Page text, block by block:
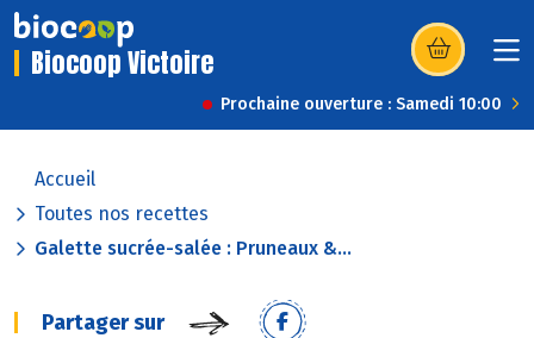
Biocoop Victoire (s’ouvre dans
Prochaine ouverture : Samedi 10:00
Accueil
Toutes nos recettes
Galette sucrée-salée : Pruneaux &...
Partager sur